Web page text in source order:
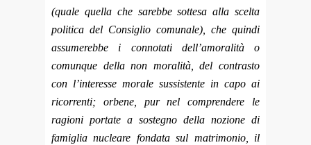
(quale quella che sarebbe sottesa alla scelta
politica del Consiglio comunale), che quindi
assumerebbe i connotati dell’amoralità o
comunque della non moralità, del contrasto
con l’interesse morale sussistente in capo ai
ricorrenti; orbene, pur nel comprendere le
ragioni portate a sostegno della nozione di
famiglia nucleare fondata sul matrimonio, il